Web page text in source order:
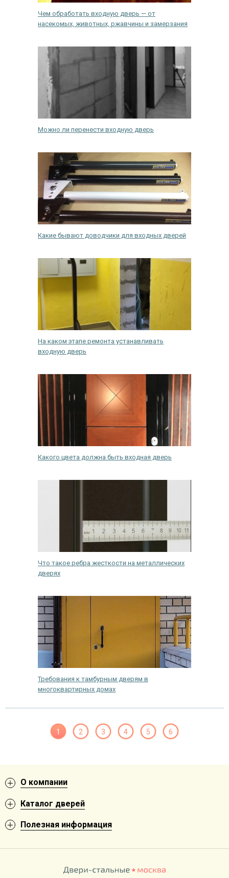
Чем обработать входную дверь — от
насекомых, животных, ржавчины и замерзания
Можно ли перенести входную дверь
Какие бывают доводчики для входных дверей
На каком этапе ремонта устанавливать
входную дверь
Какого цвета должна быть входная дверь
Что такое ребра жесткости на металлических
дверях
Требования к тамбурным дверям в
многоквартирных домах
1 2 3 4 5 6
О компании
Каталог дверей
Полезная информация